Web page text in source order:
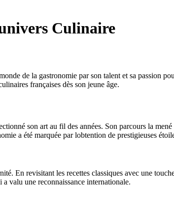
Culinaire
de la gastronomie par son talent et sa passion
françaises dès son jeune âge.
son art au fil des années. Son parcours la
a été marquée par lobtention de prestigieuses
En revisitant les recettes classiques avec une
valu une reconnaissance internationale.